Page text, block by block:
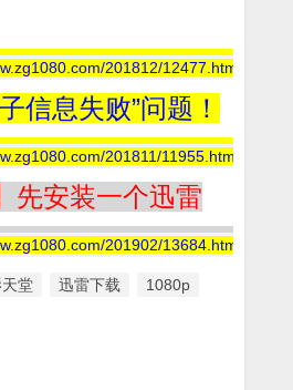
201812/12477.html
信息失败”问题！
201811/11955.html
先安装一个迅雷
201902/13684.html
堂 迅雷下载 1080p